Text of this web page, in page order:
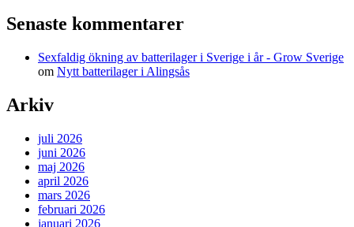
Senaste kommentarer
Sexfaldig ökning av batterilager i Sverige i år - Grow Sverige
om Nytt batterilager i Alingsås
Arkiv
juli 2026
juni 2026
maj 2026
april 2026
mars 2026
februari 2026
januari 2026